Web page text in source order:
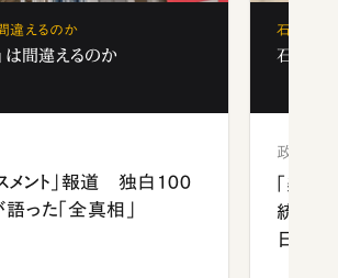
違えるのか
は間違えるのか
メント」報道 独白100
た「全真相」
石破茂、
石破茂
政治
「楽し
統領と
日米